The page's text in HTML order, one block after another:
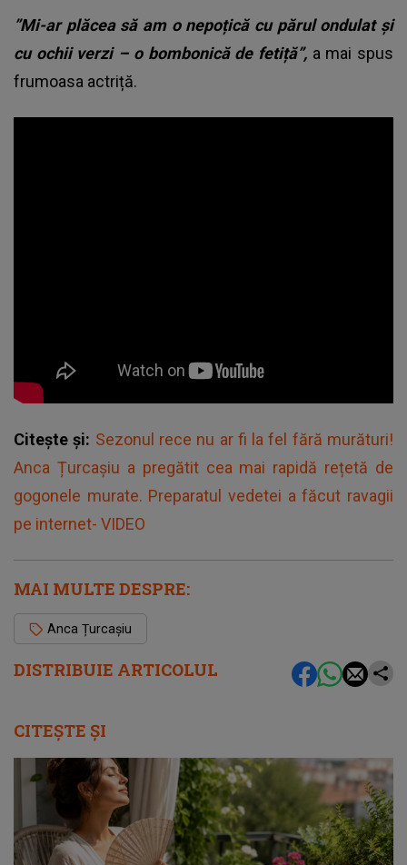
DISTRIBUIE ARTICOLUL
”Mi-ar plăcea să am o nepoțică cu părul ondulat și
cu ochii verzi – o bombonică de fetiță”, a mai spus
frumoasa actriță.
Citește și: Sezonul rece nu ar fi la fel fără murături!
Anca Țurcașiu a pregătit cea mai rapidă rețetă de
gogonele murate. Preparatul vedetei a făcut ravagii
pe internet- VIDEO
MAI MULTE DESPRE:
Anca Țurcașiu
CITEȘTE ȘI